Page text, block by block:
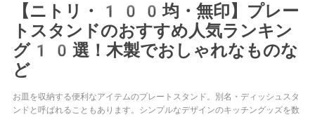
【ニトリ・100均・無印】プレー
トスタンドのおすすめ人気ランキン
グ10選！木製でおしゃれなものな
ど
お皿を収納する便利なアイテムのプレートスタンド。別名・ディッシュスタ
ンドと呼ばれることもあります。シンプルなデザインのキッチングッズを数